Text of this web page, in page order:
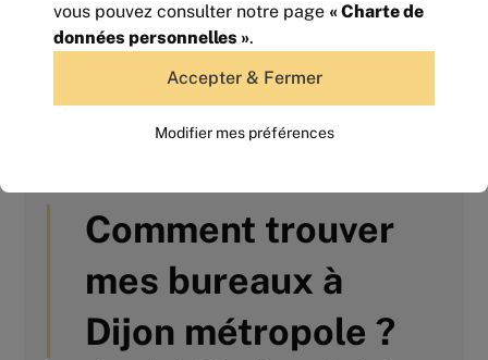
544m² | non divisibles
81 600Euros HTHC/an
Comment trouver
mes bureaux à
Dijon métropole ?
vous pouvez consulter notre page « Charte de
données personnelles ».
Accepter & Fermer
Modifier mes préférences